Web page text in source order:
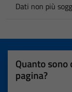
Dati non più
Quanto
pagina?